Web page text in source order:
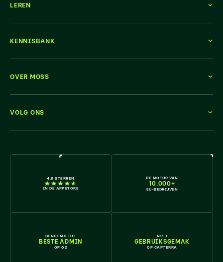
4,6 STERREN
IN DE APPSTORE
DE MOTOR VAN
10.000+
EU-BEDRIJVEN
BENOEMD TOT
BESTE ADMIN
OP G2
NR. 1
GEBRUIKSGEMAK
OP CAPTERRA
LEREN
KENNISBANK
OVER MOSS
VOLG ONS